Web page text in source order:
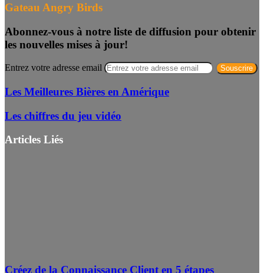
Gateau Angry Birds
Abonnez-vous à notre liste de diffusion pour obtenir
les nouvelles mises à jour!
Entrez votre adresse email
Les Meilleures Bières en Amérique
Les chiffres du jeu vidéo
Articles Liés
Créez de la Connaissance Client en 5 étapes